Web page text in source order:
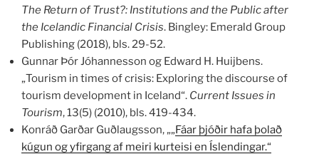
The Return of Trust?: Institutions and the Public after
the Icelandic Financial Crisis. Bingley: Emerald Group
Publishing (2018), bls. 29-52.
Gunnar Þór Jóhannesson og Edward H. Huijbens.
„Tourism in times of crisis: Exploring the discourse of
tourism development in Iceland“. Current Issues in
Tourism, 13(5) (2010), bls. 419-434.
Konráð Garðar Guðlaugsson, „„Fáar þjóðir hafa þolað
kúgun og yfirgang af meiri kurteisi en Íslendingar.“